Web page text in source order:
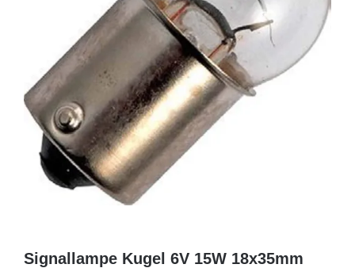
Signallampe Kugel 6V 15W 18x35mm